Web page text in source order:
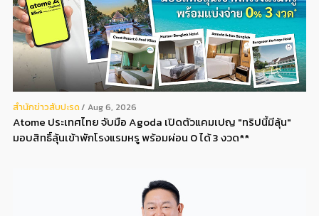
สํานักข่าวสับปะรด Aug 6, 2026
Atome ประเทศไทย จับมือ Agoda เปิดตัวแคมเปญ "ทริปนี้มีลุ้น"
มอบสิทธิ์ลุ้นเข้าพักโรงแรมหรู พร้อมผ่อน 0 ได้ 3 งวด**